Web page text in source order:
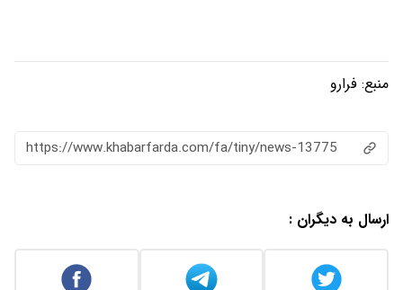
https://www.khabarfarda.com/fa/